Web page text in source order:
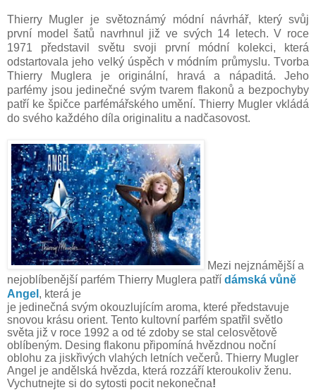
Thierry Mugler je světoznámý módní návrhář, který svůj
první model šatů navrhnul již ve svých 14 letech. V roce
1971 představil světu svoji první módní kolekci, která
odstartovala jeho velký úspěch v módním průmyslu. Tvorba
Thierry Muglera je originální, hravá a nápaditá. Jeho
parfémy jsou jedinečné svým tvarem flakonů a bezpochyby
patří ke špičce parfémářského umění. Thierry Mugler vkládá
do svého každého díla originalitu a nadčasovost.
Mezi nejznámější a
nejoblíbenější parfém Thierry Muglera patří dámská vůně
Angel , která je
je jedinečná svým okouzlujícím aroma, které představuje
snovou krásu orient. Tento kultovní parfém spatřil světlo
světa již v roce 1992 a od té zdoby se stal celosvětově
oblíbeným. Desing flakonu připomíná hvězdnou noční
oblohu za jiskřivých vlahých letních večerů. Thierry Mugler
Angel je andělská hvězda, která rozzáří kteroukoliv ženu.
Vychutnejte si do sytosti pocit nekonečna!